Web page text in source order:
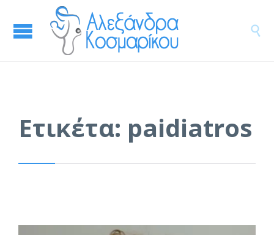

Ετικέτα: paidiatros